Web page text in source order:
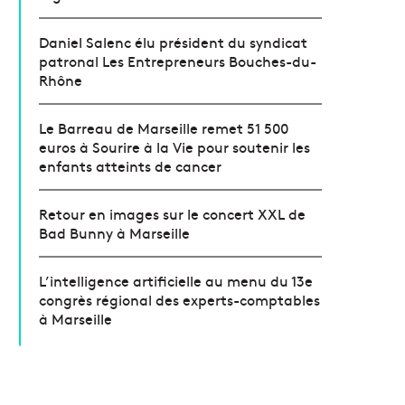
Daniel Salenc élu président du syndicat
patronal Les Entrepreneurs Bouches-du-
Rhône
Le Barreau de Marseille remet 51 500
euros à Sourire à la Vie pour soutenir les
enfants atteints de cancer
Retour en images sur le concert XXL de
Bad Bunny à Marseille
L’intelligence artificielle au menu du 13e
congrès régional des experts-comptables
à Marseille